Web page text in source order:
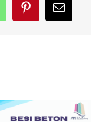
PinterestEmail